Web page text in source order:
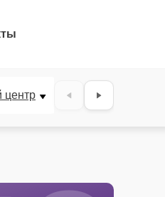
центр DJ-пульт